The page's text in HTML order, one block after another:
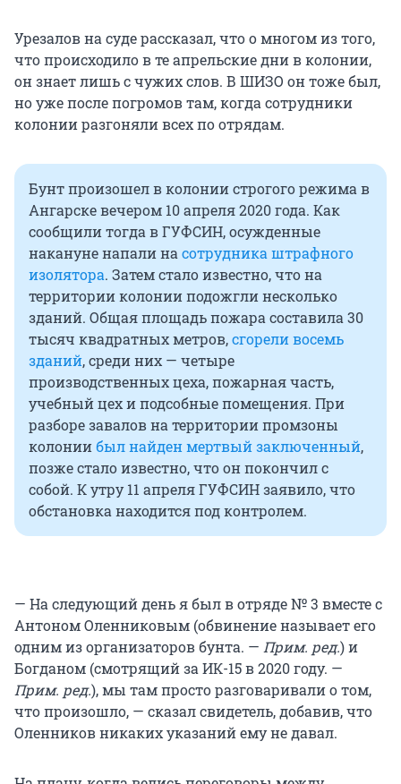
Урезалов на суде рассказал, что о многом из того,
что происходило в те апрельские дни в колонии,
он знает лишь с чужих слов. В ШИЗО он тоже был,
но уже после погромов там, когда сотрудники
колонии разгоняли всех по отрядам.
Бунт произошел в колонии строгого режима в
Ангарске вечером 10 апреля 2020 года. Как
сообщили тогда в ГУФСИН, осужденные
накануне напали насотрудника штрафного
изолятора. Затем стало известно, что на
территории колонии подожгли несколько
зданий. Общая площадь пожара составила 30
тысяч квадратных метров,сгорели восемь
зданий, среди них — четыре
производственных цеха, пожарная часть,
учебный цех и подсобные помещения. При
разборе завалов на территории промзоны
колониибыл найден мертвый заключенный,
позже стало известно, что он покончил с
собой. К утру 11 апреля ГУФСИН заявило, что
обстановка находится под контролем.
— На следующий день я был в отряде № 3 вместе с
Антоном Оленниковым (обвинение называет его
одним из организаторов бунта. — Прим. ред.) и
Богданом (смотрящий за ИК-15 в 2020 году. —
Прим. ред.), мы там просто разговаривали о том,
что произошло, — сказал свидетель, добавив, что
Оленников никаких указаний ему не давал.